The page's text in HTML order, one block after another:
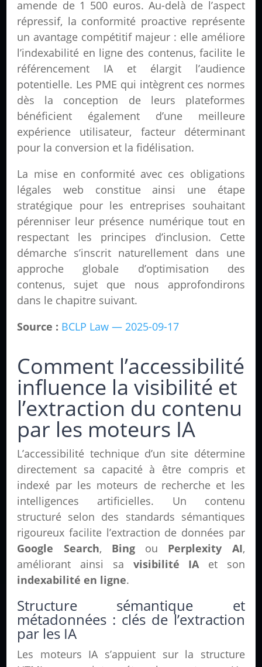
amende de 1 500 euros. Au-delà de l’aspect
répressif, la conformité proactive représente
un avantage compétitif majeur : elle améliore
l’indexabilité en ligne des contenus, facilite le
référencement IA et élargit l’audience
potentielle. Les PME qui intègrent ces normes
dès la conception de leurs plateformes
bénéficient également d’une meilleure
expérience utilisateur, facteur déterminant
pour la conversion et la fidélisation.
La mise en conformité avec ces obligations
légales web constitue ainsi une étape
stratégique pour les entreprises souhaitant
pérenniser leur présence numérique tout en
respectant les principes d’inclusion. Cette
démarche s’inscrit naturellement dans une
approche globale d’optimisation des
contenus, sujet que nous approfondirons
dans le chapitre suivant.
Source : BCLP Law — 2025-09-17
Comment l’accessibilité
influence la visibilité et
l’extraction du contenu
par les moteurs IA
L’accessibilité technique d’un site détermine
directement sa capacité à être compris et
indexé par les moteurs de recherche et les
intelligences artificielles. Un contenu
structuré selon des standards sémantiques
rigoureux facilite l’extraction de données par
Google Search, Bingou Perplexity AI,
améliorant ainsi sa visibilité IAet son
indexabilité en ligne.
Structure sémantique et
métadonnées : clés de l’extraction
par les IA
Les moteurs IA s’appuient sur la structure